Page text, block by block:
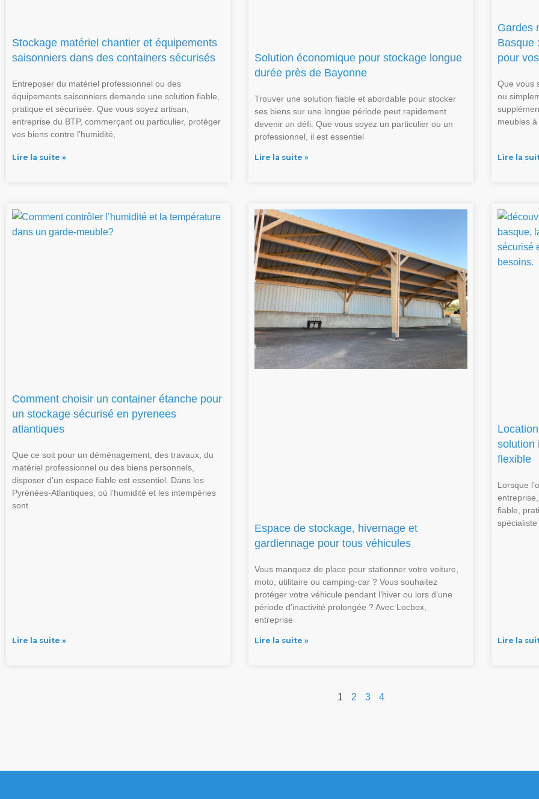
Stockage matériel chantier et équipements
saisonniers dans des containers sécurisés
Entreposer du matériel professionnel ou des
équipements saisonniers demande une solution fiable,
pratique et sécurisée. Que vous soyez artisan,
entreprise du BTP, commerçant ou particulier, protéger
vos biens contre l’humidité,
Lire la suite »
Solution économique pour stockage longue
durée près de Bayonne
Trouver une solution fiable et abordable pour stocker
ses biens sur une longue période peut rapidement
devenir un défi. Que vous soyez un particulier ou un
professionnel, il est essentiel
Lire la suite »
Gardes
Basque
pour
Que vous
ou
meubles
Lire la
Comment choisir un container étanche pour
un stockage sécurisé en pyrenees
atlantiques
Que ce soit pour un déménagement, des travaux, du
matériel professionnel ou des biens personnels,
disposer d’un espace fiable est essentiel. Dans les
Pyrénées-Atlantiques, où l’humidité et les intempéries
sont
Lire la suite »
Espace de stockage, hivernage et
gardiennage pour tous véhicules
Vous manquez de place pour stationner votre voiture,
moto, utilitaire ou camping-car ? Vous souhaitez
protéger votre véhicule pendant l’hiver ou lors d’une
période d’inactivité prolongée ? Avec Locbox,
entreprise
Lire la suite »
solution
flexible
Lorsque
fiable,
Lire la
1 2 3 4